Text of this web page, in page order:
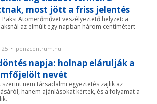
most jött a friss jelentés
Paksi Atomerőművet veszélyeztető helyzet: a
az elmúlt egy napban három centimétert
• penzcentrum.hu
napja: holnap elárulják a
nevét
nem társadalmi egyeztetés zajlik az
hanem ajánlásokat kértek, és a folyamat a